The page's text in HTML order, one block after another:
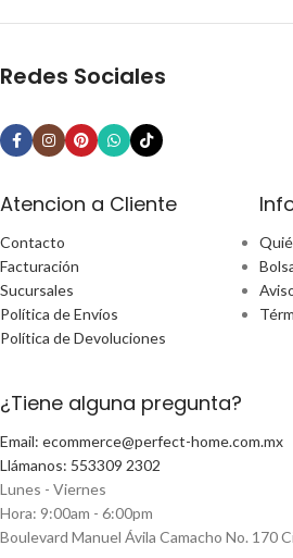
Redes Sociales
Atencion a Cliente
Contacto
Facturación
Sucursales
Política de Envíos
Política de Devoluciones
¿Tiene alguna pregunta?
Email: ecommerce@perfect-home.com.mx
Llámanos: 553309 2302
Lunes - Viernes
Hora: 9:00am - 6:00pm
Boulevard Manuel Ávila Camacho No. 170